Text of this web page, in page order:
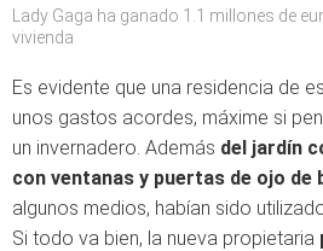
Lady Gaga ha ganado 1.1 millones de
vivienda
Es evidente que una residencia de
unos gastos acordes, máxime si
un invernadero. Además del jardín
con ventanas y puertas de ojo de
algunos medios, habían sido
Si todo va bien, la nueva propietaria